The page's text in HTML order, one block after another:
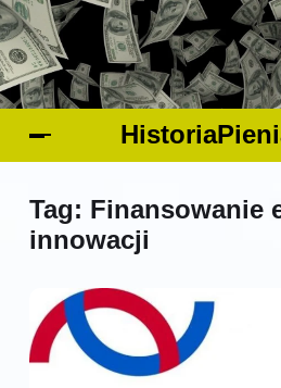
Tag: Finansowanie
innowacji